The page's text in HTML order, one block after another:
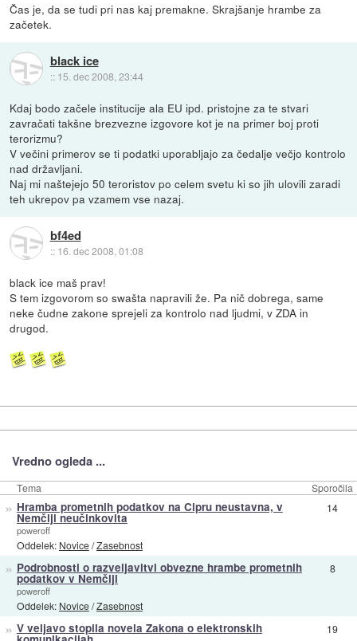
Čas je, da se tudi pri nas kaj premakne. Skrajšanje hrambe za
začetek.
black ice
:: 15. dec 2008, 23:44
Kdaj bodo začele institucije ala EU ipd. pristojne za te stvari
zavračati takšne brezvezne izgovore kot je na primer boj proti
terorizmu?
V večini primerov se ti podatki uporabljajo za čedalje večjo kontrolo
nad državljani.
Naj mi naštejejo 50 teroristov po celem svetu ki so jih ulovili zaradi
teh ukrepov pa vzamem vse nazaj.
bf4ed
:: 16. dec 2008, 01:08
black ice maš prav!
S tem izgovorom so swašta napravili že. Pa nič dobrega, same
neke čudne zakone sprejeli za kontrolo nad ljudmi, v ZDA in
drugod.
Vredno ogleda ...
Tema Sporočila
» Hramba prometnih podatkov na Cipru neustavna, v
Nemčiji neučinkovita
poweroff
Oddelek: Novice/Zasebnost
14
» Podrobnosti o razveljavitvi obvezne hrambe prometnih
podatkov v Nemčiji
poweroff
Oddelek: Novice/Zasebnost
8
» V veljavo stopila novela Zakona o elektronskih 19